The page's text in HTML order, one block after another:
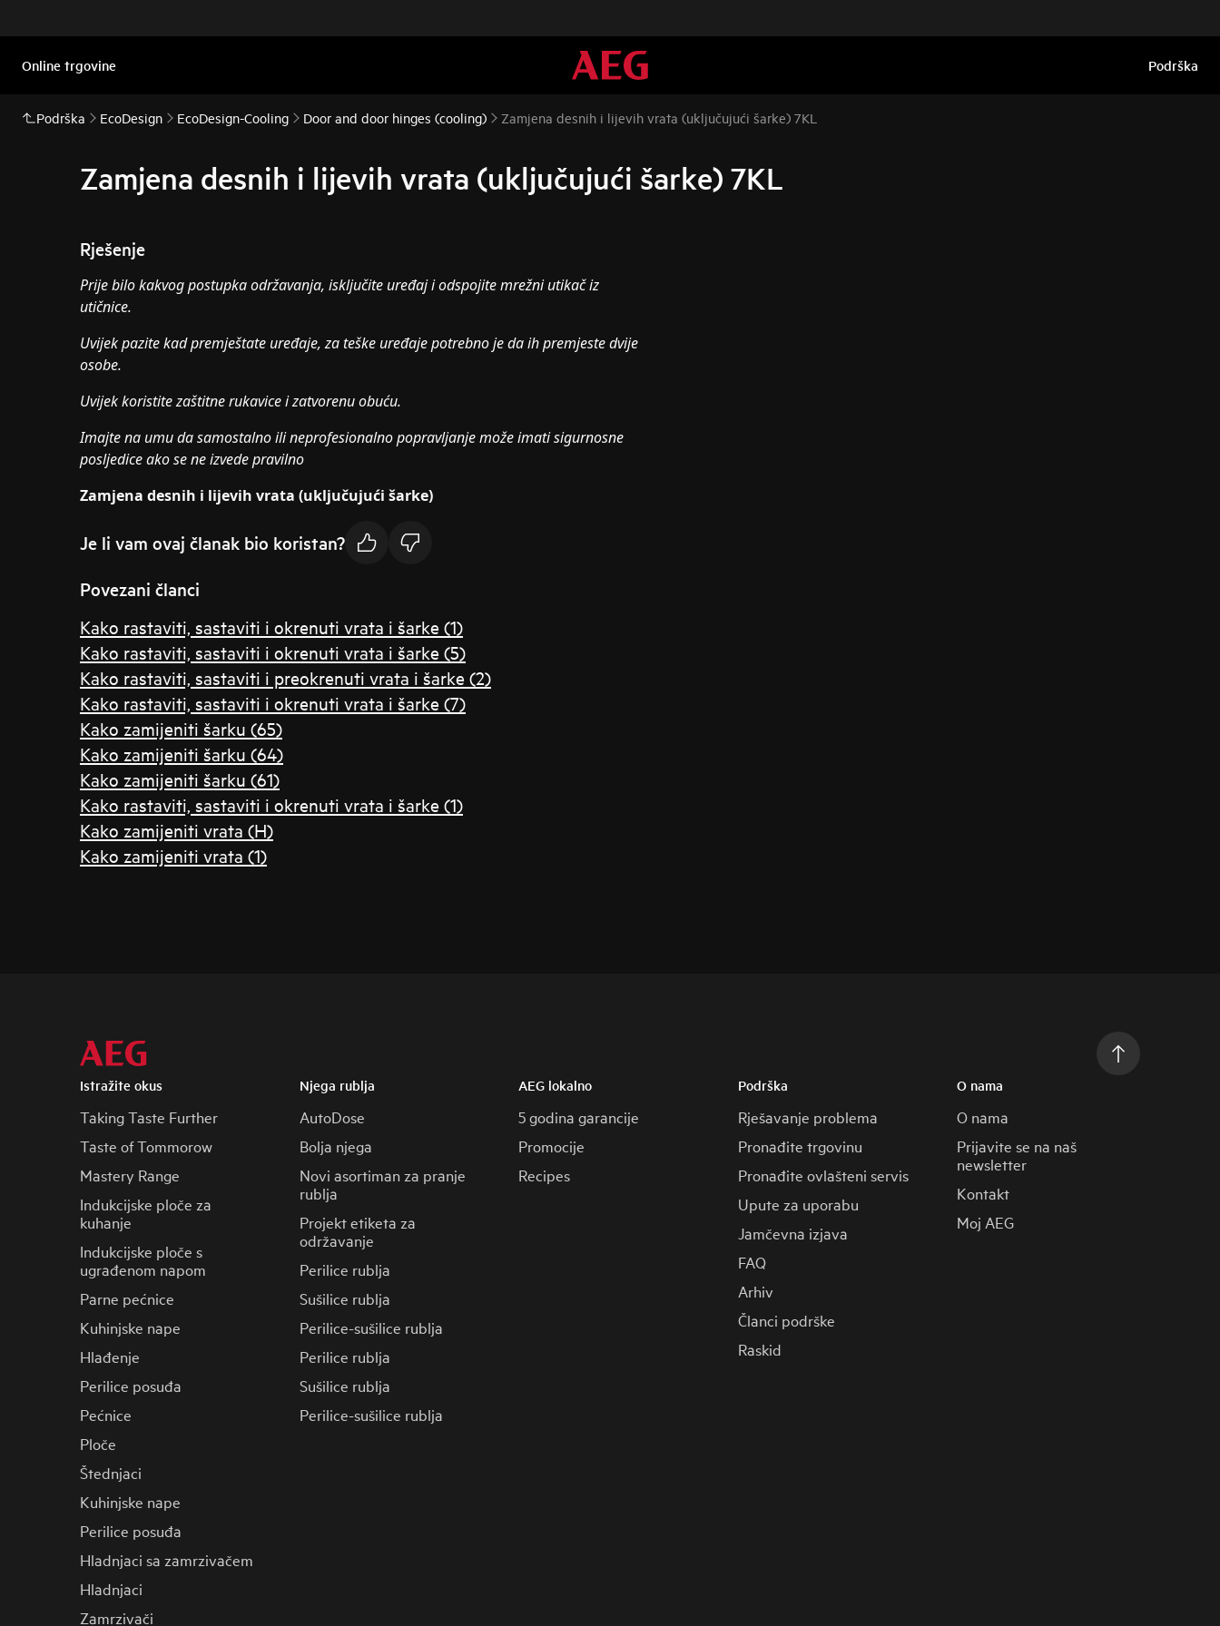
Online trgovine Podrška
Podrška EcoDesign EcoDesign-Cooling Door and door hinges (cooling) Zamjena desnih i lijevih vrata (uključujući šarke) 7KL
Zamjena desnih i lijevih vrata (uključujući šarke) 7KL
Rješenje
Prije bilo kakvog postupka održavanja, isključite uređaj i odspojite mrežni utikač iz
utičnice.
Uvijek pazite kad premještate uređaje, za teške uređaje potrebno je da ih premjeste dvije
osobe.
Uvijek koristite zaštitne rukavice i zatvorenu obuću.
Imajte na umu da samostalno ili neprofesionalno popravljanje može imati sigurnosne
posljedice ako se ne izvede pravilno
Zamjena desnih i lijevih vrata (uključujući šarke)
Je li vam ovaj članak bio koristan?
Povezani članci
Kako rastaviti, sastaviti i okrenuti vrata i šarke (1)
Kako rastaviti, sastaviti i okrenuti vrata i šarke (5)
Kako rastaviti, sastaviti i preokrenuti vrata i šarke (2)
Kako rastaviti, sastaviti i okrenuti vrata i šarke (7)
Kako zamijeniti šarku (65)
Kako zamijeniti šarku (64)
Kako zamijeniti šarku (61)
Kako rastaviti, sastaviti i okrenuti vrata i šarke (1)
Kako zamijeniti vrata (H)
Kako zamijeniti vrata (1)
Istražite okus
Taking Taste Further
Taste of Tommorow
Mastery Range
Indukcijske ploče za
kuhanje
Indukcijske ploče s
ugrađenom napom
Parne pećnice
Kuhinjske nape
Hlađenje
Perilice posuđa
Pećnice
Ploče
Štednjaci
Kuhinjske nape
Perilice posuđa
Hladnjaci sa zamrzivačem
Hladnjaci
Zamrzivači
Njega rublja
AutoDose
Bolja njega
Novi asortiman za pranje
rublja
Projekt etiketa za
održavanje
Perilice rublja
Sušilice rublja
Perilice-sušilice rublja
Perilice rublja
Sušilice rublja
Perilice-sušilice rublja
AEG lokalno
5 godina garancije
Promocije
Recipes
Podrška
Rješavanje problema
Pronađite trgovinu
Pronađite ovlašteni servis
Upute za uporabu
Jamčevna izjava
FAQ
Arhiv
Članci podrške
Raskid
O nama
O nama
Prijavite se na naš
newsletter
Kontakt
Moj AEG